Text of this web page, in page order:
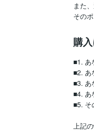
また
その
購
■1. あ
■2. あ
■3. あ
■4. あ
■5. そ
上記